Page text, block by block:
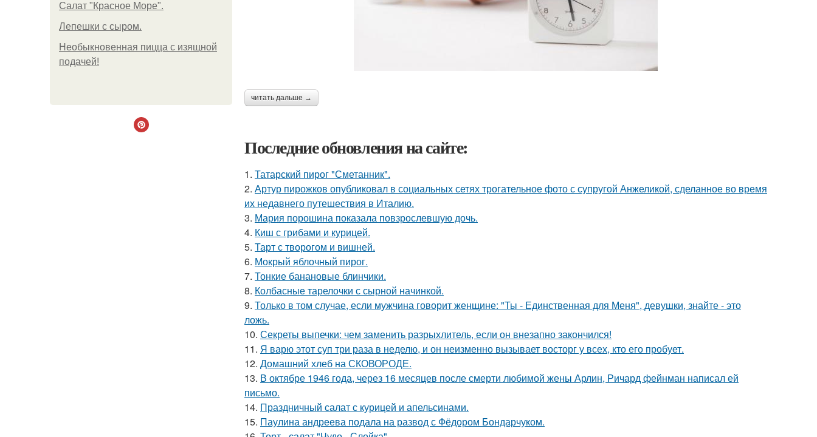
Салат "Красное Море".
Лепешки с сыром.
Необыкновенная пицца с изящной
подачей!
читать дальше →
Последние обновления на сайте:
1. Татарский пирог "Сметанник".
2. Артур пирожков опубликовал в социальных сетях трогательное фото с супругой Анжеликой, сделанное во время
их недавнего путешествия в Италию.
3. Мария порошина показала повзрослевшую дочь.
4. Киш с грибами и курицей.
5. Тарт с творогом и вишней.
6. Мокрый яблочный пирог.
7. Тонкие банановые блинчики.
8. Колбасные тарелочки с сырной начинкой.
9. Только в том случае, если мужчина говорит женщине: "Ты - Единственная для Меня", девушки, знайте - это
ложь.
10. Секреты выпечки: чем заменить разрыхлитель, если он внезапно закончился!
11. Я варю этот суп три раза в неделю, и он неизменно вызывает восторг у всех, кто его пробует.
12. Домашний хлеб на СКОВОРОДЕ.
13. В октябре 1946 года, через 16 месяцев после смерти любимой жены Арлин, Ричард фейнман написал ей
письмо.
14. Праздничный салат с курицей и апельсинами.
15. Паулина андреева подала на развод с Фёдором Бондарчуком.